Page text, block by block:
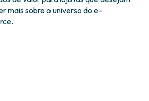
mais sobre o universo do e-